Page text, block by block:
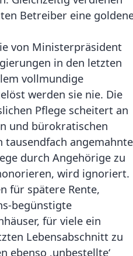
Betreiber eine
von Ministerpräsident
in den letzten
vollmundige
werden sie nie. Die
Pflege scheitert an
und bürokratischen
tausendfach angemahnte
durch Angehörige zu
wird ignoriert.
für spätere Rente,
begünstigte
für viele ein
Lebensabschnitt zu
ebenso ‚unbestellte‘